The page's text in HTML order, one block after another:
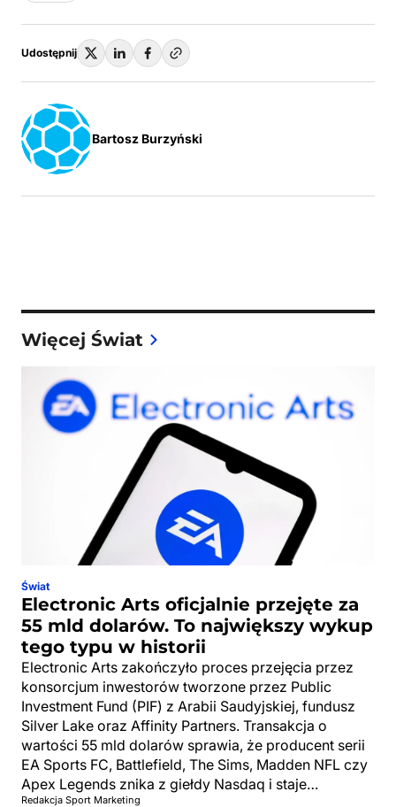
Udostępnij
Bartosz Burzyński
Więcej Świat
Świat
Electronic Arts oficjalnie przejęte za
55 mld dolarów. To największy wykup
tego typu w historii
Electronic Arts zakończyło proces przejęcia przez
konsorcjum inwestorów tworzone przez Public
Investment Fund (PIF) z Arabii Saudyjskiej, fundusz
Silver Lake oraz Affinity Partners. Transakcja o
wartości 55 mld dolarów sprawia, że producent serii
EA Sports FC, Battlefield, The Sims, Madden NFL czy
Apex Legends znika z giełdy Nasdaq i staje…
Redakcja Sport Marketing